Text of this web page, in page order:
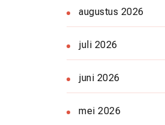
augustus 2026
juli 2026
juni 2026
mei 2026